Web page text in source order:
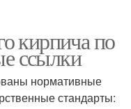
кирпича по
ссылки
нормативные
стандарты: